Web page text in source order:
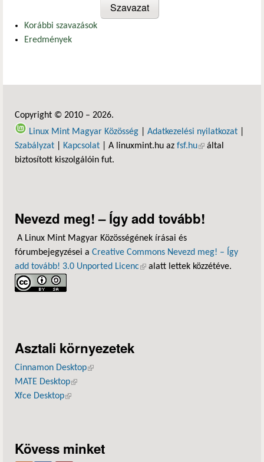
Korábbi szavazások
Eredmények
Copyright © 2010 – 2026.
Linux Mint Magyar Közösség
Adatkezelési nyilatkozat
Szabályzat
Kapcsolat | A linuxmint.hu az fsf.hu(külső hivatkozás)
által
biztosított kiszolgálóin fut.
Nevezd meg! – Így add tovább!
A Linux Mint Magyar Közösségének írásai és
fórumbejegyzései a Creative Commons Nevezd meg! – Így
add tovább! 3.0 Unported Licenc(külső hivatkozás)
alatt lettek közzétéve.
Asztali környezetek
Cinnamon Desktop(külső hivatkozás)
MATE Desktop(külső hivatkozás)
Xfce Desktop(külső hivatkozás)
Kövess minket